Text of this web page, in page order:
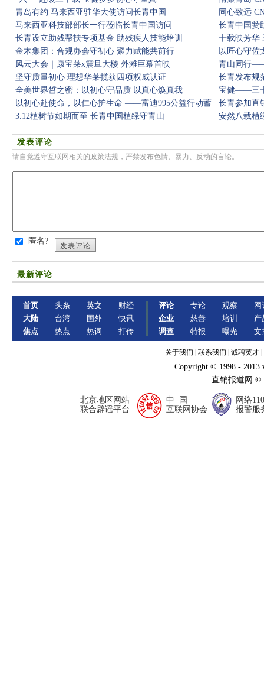
·青岛有约 马来西亚驻华大使访问长青中国 · 同心致远
·马来西亚科技部部长一行莅临长青中国访问 ·长青中国赞
·长青设立助残帮扶专项基金 助残疾人技能培训 ·十载映芳华
·金木集团：合规办会守初心 聚力赋能共前行 · 以匠心守
巴加布
· 风云大会｜康宝莱x震旦大楼 外滩巨幕首映 ·青山同行
· 坚守质量初心 理想华莱揽获四项权威认证 ·长青发布规
·全美世界皙之密：以初心守品质 以真心焕真我 ·宝健——三
· 以初心赴使命，以仁心护生命 ——富迪995公益行动蓄
势待发，
·长青参加直
·3.12植树节如期而至 长青中国植绿守青山 ·安然八载植
发表评论
请自觉遵守互联网相关的政策法规，严禁发布色情、暴力、反动的言论。
匿名?
发表评论
最新评论
首页
大陆
焦点
头条
台湾
热点
英文
国外
热词
财经
快讯
打传
评论
企业
调查
专论
慈善
特报
观察
培训
曝光
网
产
文
关于我们 联系我们 诚聘英才
Copyright © 1998 - 2013
直销报道网
北京地区网站
联合辟谣平台
中 国
互联网协会
网络110
报警服